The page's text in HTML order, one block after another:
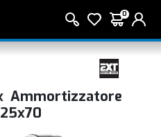
0
Ammortizzatore